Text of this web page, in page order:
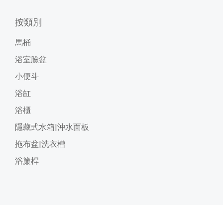
按類別
馬桶
浴室臉盆
小便斗
浴缸
浴櫃
隱藏式水箱|沖水面板
拖布盆|洗衣槽
浴簾桿